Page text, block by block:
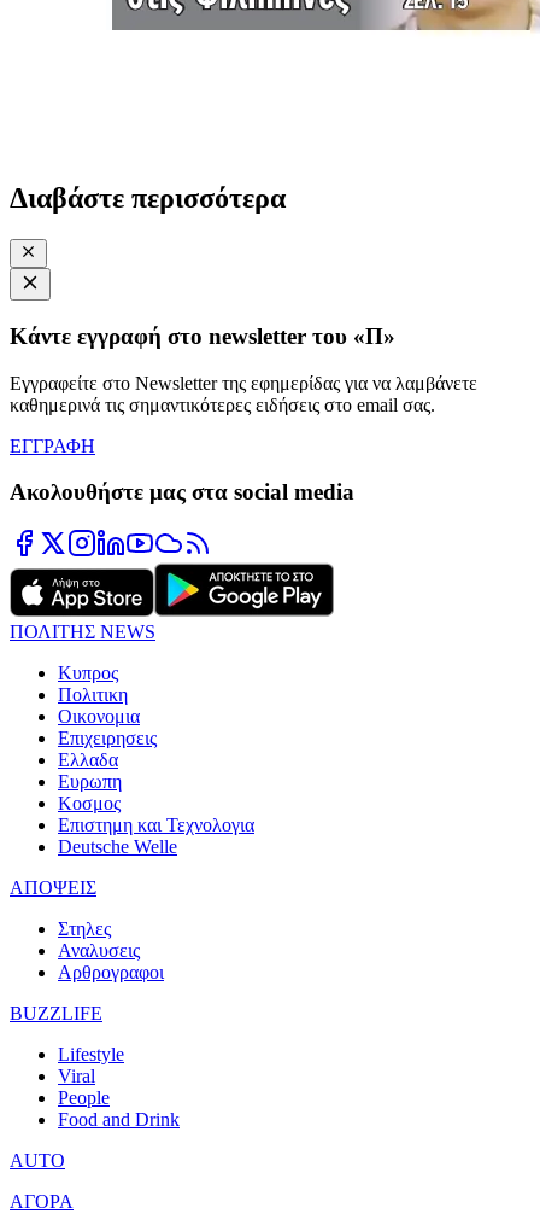
Διαβάστε περισσότερα
Κάντε εγγραφή στο newsletter του «Π»
Εγγραφείτε στο Newsletter της εφημερίδας για να λαμβάνετε
καθημερινά τις σημαντικότερες ειδήσεις στο email σας.
ΕΓΓΡΑΦΗ
Ακολουθήστε μας στα social media
ΠΟΛΙΤΗΣ NEWS
Κυπρος
Πολιτικη
Οικονομια
Επιχειρησεις
Ελλαδα
Ευρωπη
Κοσμος
Επιστημη και Τεχνολογια
Deutsche Welle
ΑΠΟΨΕΙΣ
Στηλες
Αναλυσεις
Αρθρογραφοι
BUZZLIFE
Lifestyle
Viral
People
Food and Drink
AUTO
ΑΓΟΡΑ